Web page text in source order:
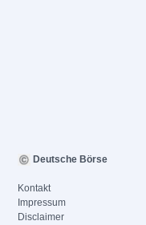
Deutsche Börse
Kontakt
Impressum
Disclaimer